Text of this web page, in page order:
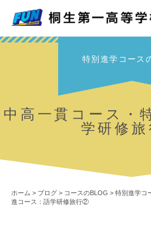
特別進学コース
中高一貫コース・
学研修
ホーム > ブログ> コースのBLOG > 特別進学コ
進コース：語学研修旅行②